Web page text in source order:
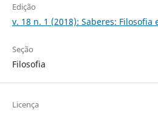
Edição
v. 18 n. 1 (2018): Saberes: Filosofia
Seção
Filosofia
Licença